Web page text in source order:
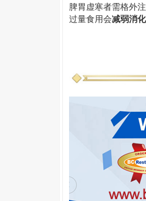
脾胃虚寒者需格外注
过量食用会减弱消